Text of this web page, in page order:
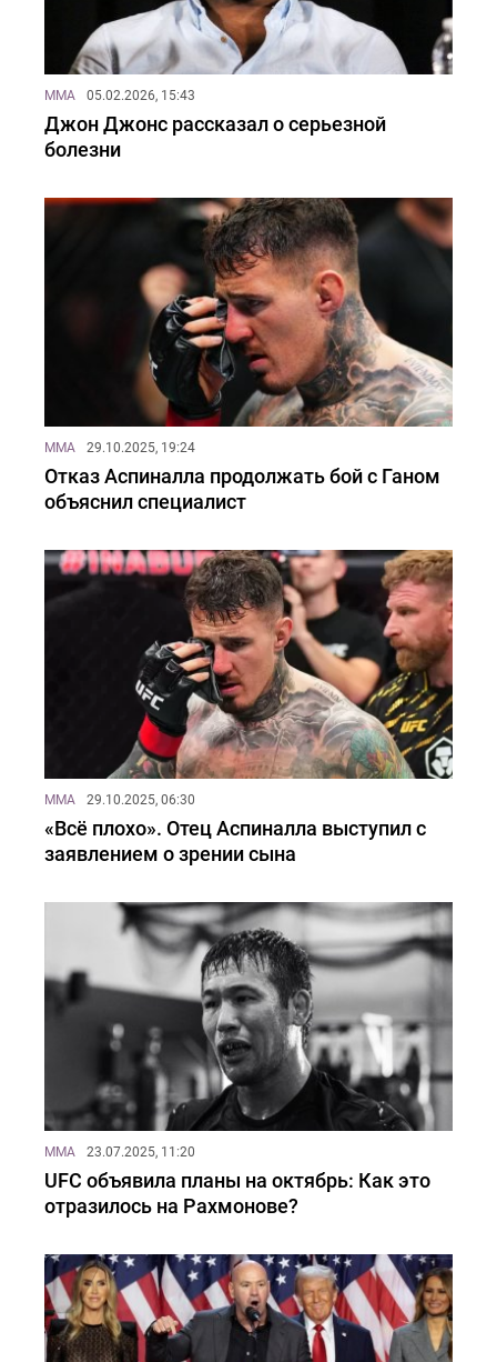
MMA 05.02.2026, 15:43
Джон Джонс рассказал о серьезной
болезни
MMA 29.10.2025, 19:24
Отказ Аспиналла продолжать бой с Ганом
объяснил специалист
MMA 29.10.2025, 06:30
«Всё плохо». Отец Аспиналла выступил с
заявлением о зрении сына
MMA 23.07.2025, 11:20
UFC объявила планы на октябрь: Как это
отразилось на Рахмонове?